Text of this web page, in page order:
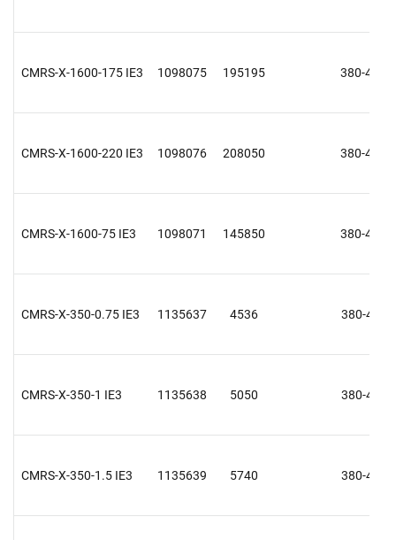
CMRS-X-1600-175 IE3 1098075 195195 380-415
CMRS-X-1600-220 IE3 1098076 208050 380-415
CMRS-X-1600-75 IE3 1098071 145850 380-415
CMRS-X-350-0.75 IE3 1135637 4536 380-415
CMRS-X-350-1 IE3 1135638 5050 380-415
CMRS-X-350-1.5 IE3 1135639 5740 380-415